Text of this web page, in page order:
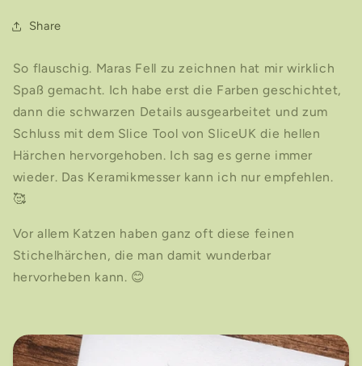
Share
So flauschig. Maras Fell zu zeichnen hat mir wirklich
Spaß gemacht. Ich habe erst die Farben geschichtet,
dann die schwarzen Details ausgearbeitet und zum
Schluss mit dem Slice Tool von SliceUK die hellen
Härchen hervorgehoben. Ich sag es gerne immer
wieder. Das Keramikmesser kann ich nur empfehlen.
🥰
Vor allem Katzen haben ganz oft diese feinen
Stichelhärchen, die man damit wunderbar
hervorheben kann. 😊